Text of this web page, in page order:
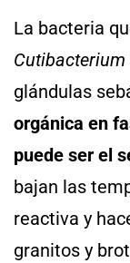
La bacteria
Cutibacterium
glándulas
orgánica en
puede ser el
bajan las
reactiva y
granitos y